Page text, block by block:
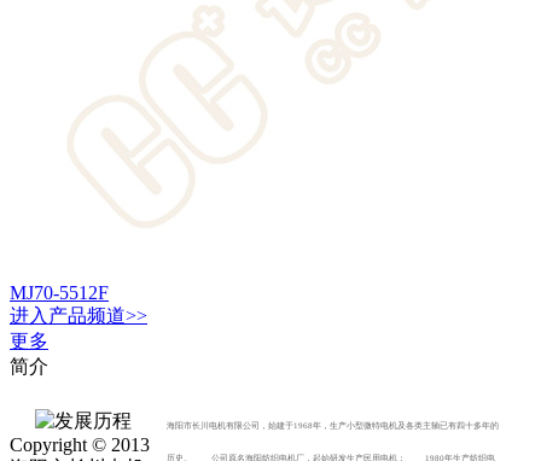
MJ70-5512F
进入 产品频道>>
更多
简介
海阳市长川电机有限公司，始建于1968年，生产小型微特电机及各类主轴已有四十多年的
历史。 公司原名海阳纺织电机厂，起始研发生产民用电机； 1980年生产纺织电
Copyright © 2013